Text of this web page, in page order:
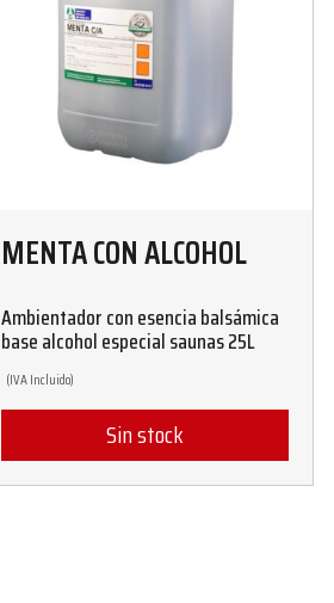
MENTA CON ALCOHOL
Ambientador con esencia balsámica
base alcohol especial saunas 25L
(IVA Incluido)
Sin stock